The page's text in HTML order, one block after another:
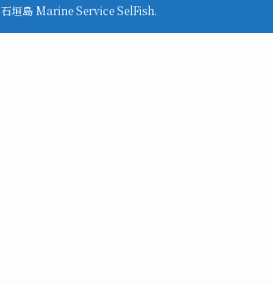
石垣島 Marine Service SelFish.